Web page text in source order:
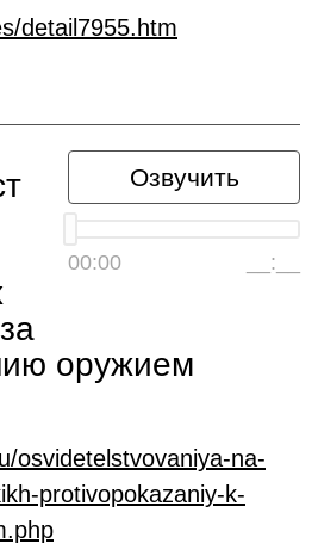
detail7955.htm
Озвучить
00:00 __:__
оружием
osvidetelstvovaniya-na-
protivopokazaniy-k-